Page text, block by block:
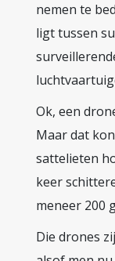
nemen te
ligt tussen
Ok, een
Maar dat
sattelieten
keer
meneer 200
Die drones